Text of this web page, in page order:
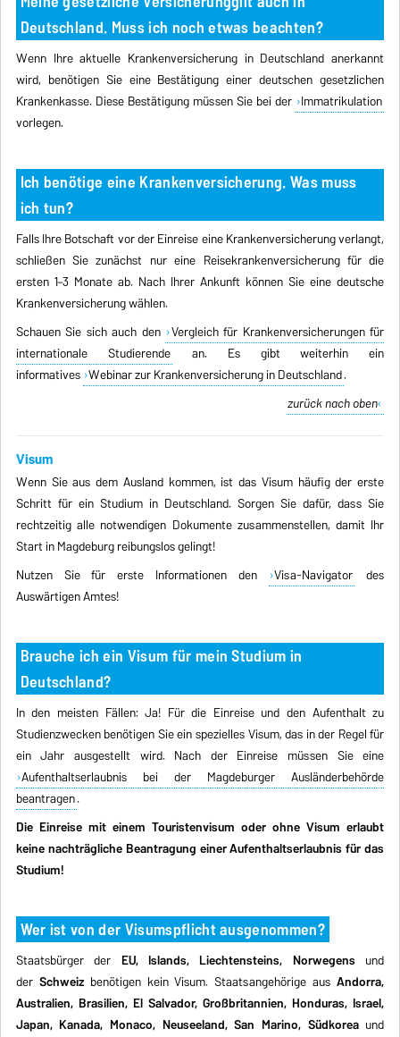
Deutschland. Muss ich noch etwas beachten?
Wenn Ihre aktuelle Krankenversicherung in Deutschland anerkannt
wird, benötigen Sie eine Bestätigung einer deutschen gesetzlichen
Krankenkasse. Diese Bestätigung müssen Sie bei der Immatrikulation
vorlegen.
Ich benötige eine Krankenversicherung. Was muss
ich tun?
Falls Ihre Botschaft vor der Einreise eine Krankenversicherung verlangt,
schließen Sie zunächst nur eine Reisekrankenversicherung für die
ersten 1–3 Monate ab. Nach Ihrer Ankunft können Sie eine deutsche
Krankenversicherung wählen.
Schauen Sie sich auch den Vergleich für Krankenversicherungen für
internationale Studierende an. Es gibt weiterhin ein
informatives Webinar zur Krankenversicherung in Deutschland.
zurück nach oben
Visum
Wenn Sie aus dem Ausland kommen, ist das Visum häufig der erste
Schritt für ein Studium in Deutschland. Sorgen Sie dafür, dass Sie
rechtzeitig alle notwendigen Dokumente zusammenstellen, damit Ihr
Start in Magdeburg reibungslos gelingt!
Nutzen Sie für erste Informationen den
Visa-Navigator des
Auswärtigen Amtes!
Brauche ich ein Visum für mein Studium in
Deutschland?
In den meisten Fällen: Ja! Für die Einreise und den Aufenthalt zu
Studienzwecken benötigen Sie ein spezielles Visum, das in der Regel für
ein Jahr ausgestellt wird. Nach der Einreise müssen Sie eine
Aufenthaltserlaubnis bei der Magdeburger Ausländerbehörde
beantragen.
Die Einreise mit einem Touristenvisum oder ohne Visum erlaubt
keine nachträgliche Beantragung einer Aufenthaltserlaubnis für das
Studium!
Wer ist von der Visumspflicht ausgenommen?
Staatsbürger der EU, Islands, Liechtensteins, Norwegens und
der Schweizbenötigen kein Visum. Staatsangehörige ausAndorra,
Australien, Brasilien, El Salvador, Großbritannien, Honduras, Israel,
Japan, Kanada, Monaco, Neuseeland, San Marino, Südkoreaund